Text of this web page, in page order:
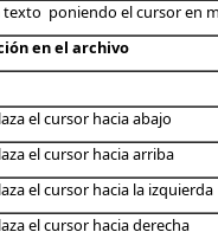
poniendo el cursor en
en el archivo
el cursor hacia abajo
el cursor hacia arriba
el cursor hacia la izquierda
el cursor hacia derecha